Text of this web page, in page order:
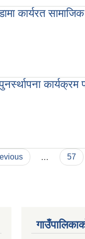
कार्यरत
57